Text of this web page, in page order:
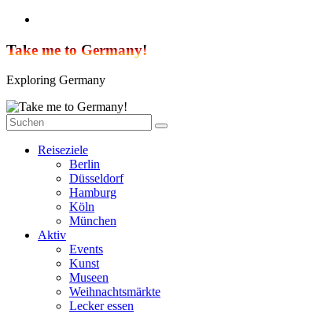
Zum
springen
Take me to Germany!
Exploring Germany
Reiseziele
Berlin
Düsseldorf
Hamburg
Köln
München
Aktiv
Events
Kunst
Museen
Weihnachtsmärkte
Lecker essen